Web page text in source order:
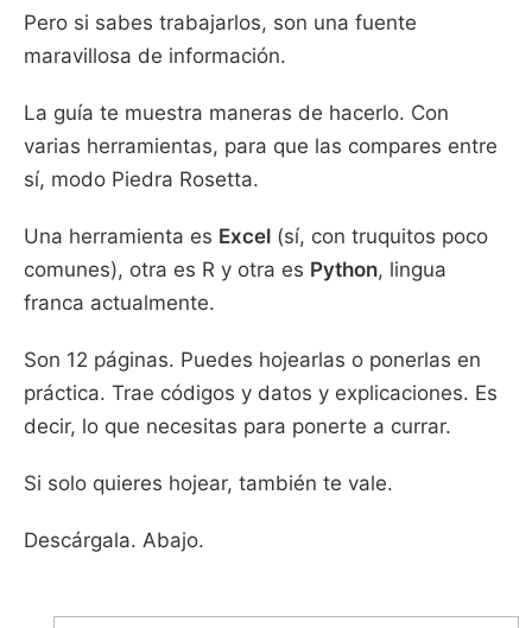
Pero si sabes trabajarlos, son una fuente
maravillosa de información.
La guía te muestra maneras de hacerlo. Con
varias herramientas, para que las compares entre
sí, modo Piedra Rosetta.
Una herramienta es Excel (sí, con truquitos poco
comunes), otra es R y otra es Python, lingua
franca actualmente.
Son 12 páginas. Puedes hojearlas o ponerlas en
práctica. Trae códigos y datos y explicaciones. Es
decir, lo que necesitas para ponerte a currar.
Si solo quieres hojear, también te vale.
Descárgala. Abajo.